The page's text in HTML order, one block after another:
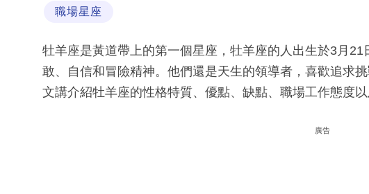
職場星座
牡羊座是黃道帶上的第一個星座，牡羊座的人出生於3月
敢、自信和冒險精神。他們還是天生的領導者，喜歡追求
文講介紹牡羊座的性格特質、優點、缺點、職場工作態度以
廣告